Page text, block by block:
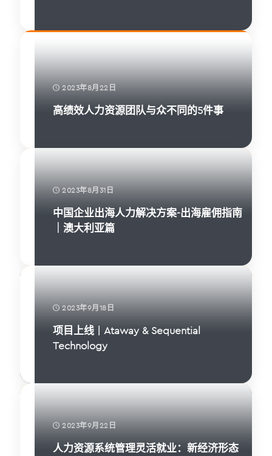
2023年8月22日
高绩效人力资源团队与众不同的5件事
2023年8月31日
中国企业出海人力解决方案-出海雇佣指南
｜澳大利亚篇
2023年9月18日
项目上线 | Ataway & Sequential
Technology
2023年9月22日
人力资源系统管理灵活就业：新经济形态